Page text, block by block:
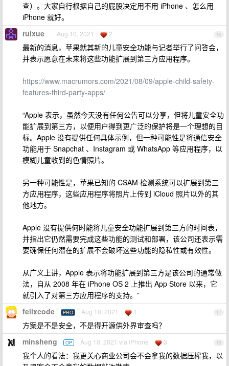
查）。大家自行根据自己的屁股决定用不用 iPhone 、怎么用
iPhone 就好。
16
ruixue Aug 10, 2021 2
最新的消息，苹果就其新的儿童安全功能与记者举行了问答会，
并表示愿意在未来将这些功能扩展到第三方应用程序。
https://www.macrumors.com/2021/08/09/apple-child-safety-
features-third-party-apps/
“Apple 表示，虽然今天没有任何公告可以分享，但将儿童安全功
能扩展到第三方，以便用户得到更广泛的保护将是一个理想的目
标。Apple 没有提供任何具体示例，但一种可能性是将通信安全
功能用于 Snapchat 、Instagram 或 WhatsApp 等应用程序，以
模糊儿童收到的色情照片。
另一种可能性是，苹果已知的 CSAM 检测系统可以扩展到第三
方应用程序，这些应用程序将照片上传到 iCloud 照片以外的其
他地方。
Apple 没有提供何时能将儿童安全功能扩展到第三方的时间表，
并指出它仍然需要完成这些功能的测试和部署，该公司还表示需
要确保任何潜在的扩展不会破坏这些功能的隐私性或有效性。
从广义上讲，Apple 表示将功能扩展到第三方是该公司的通常做
法，自从 2008 年在 iPhone OS 2 上推出 App Store 以来，它
就引入了对第三方应用程序的支持。”
17
felixcode PRO Aug 10, 2021 1
方案是不是安全，不是得开源供外界审查吗？
18
minsheng OP Aug 10, 2021 via iPhone 3
我个人的看法：我更关心商业公司会不会拿我的数据压榨我，以